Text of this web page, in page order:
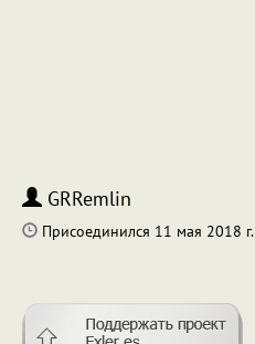
GRRemlin
Присоединился 11 мая 2018 г.